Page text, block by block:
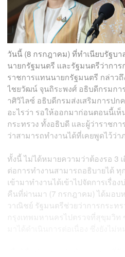
วันนี้ (8 กรกฎาคม) ที่ทำเนียบรัฐบา
นายกรัฐมนตรี และรัฐมนตรีว่ากา
ราชการแทนนายกรัฐมนตรี กล่าว
ไชยวัฒน์ จุนถิระพงศ์ อธิบดีกรมก
าศิวิไลซ์ อธิบดีกรมส่งเสริมการป
อะไรว่า รอให้ออกมาก่อนตอนนี้เ
กระทรวง ทั้งอธิบดี และผู้ว่าราชก
ว่าสามารถทำงานได้ที่เคยพูดไว้ว่า
ทั้งนี้ ไม่ได้หมายความว่าต้องรอ 3
ต่อการทำงานสามารถอธิบายได้
เข้ามาทำงานได้เข้าไปจัดการเรื่อ
คืนที่ผ่านมา (7 กรกฎาคม) ได้มอบ
วาณิชย์ รัฐมนตรีช่วยว่าการกระท
กรุงเทพมหานครไปตรวจที่สุขุมวิท